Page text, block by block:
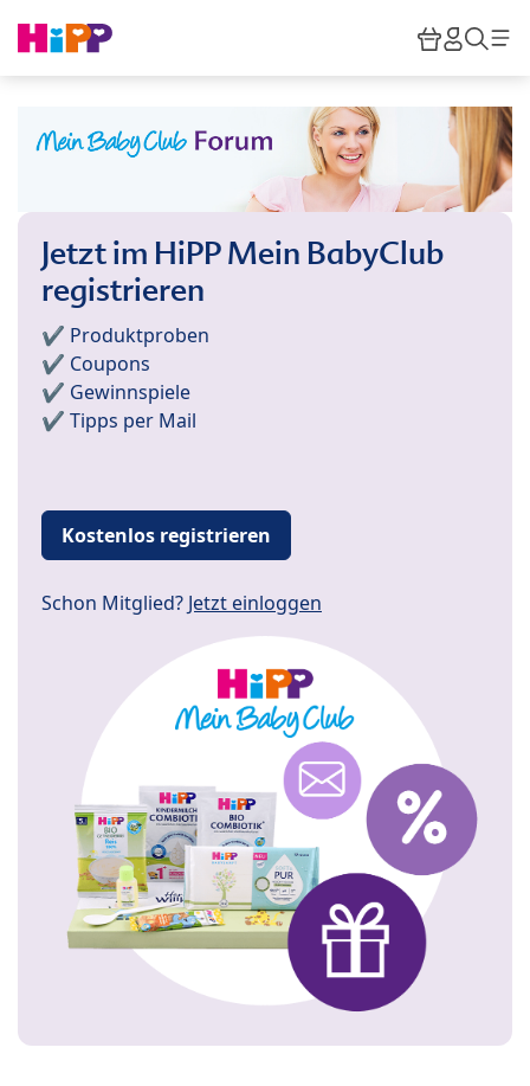
HiPP
Jetzt im HiPP Mein BabyClub
registrieren
✔️ Produktproben
✔️ Coupons
✔️ Gewinnspiele
✔️ Tipps per Mail
Kostenlos registrieren
Schon Mitglied? Jetzt einloggen